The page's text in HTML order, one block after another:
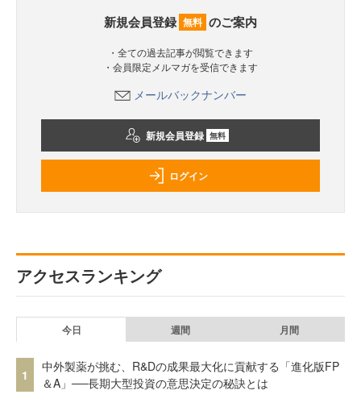
新規会員登録 無料 のご案内
・全ての過去記事が閲覧できます
・会員限定メルマガを受信できます
メールバックナンバー
新規会員登録 無料
ログイン
アクセスランキング
今日 週間 月間
1
中外製薬が挑む、R&Dの成果最大化に貢献する「進化版FP
＆A」──長期大型投資の意思決定の秘訣とは